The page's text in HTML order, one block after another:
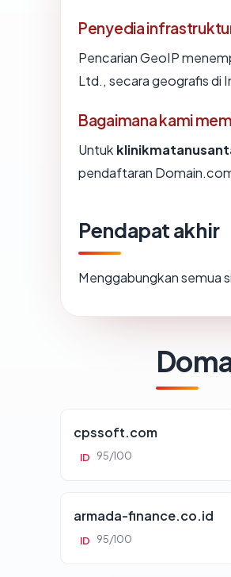
Penyedia
Pencarian GeoIP
Ltd., secara geografis di
Bagaimana kami
Untuk
pendaftaran
Pendapat akhir
Menggabungkan semua
cpssoft.com
ID 95/100
armada-finance.co.id
ID 95/100